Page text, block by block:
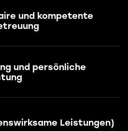
und kompetente
und persönliche
Leistungen)